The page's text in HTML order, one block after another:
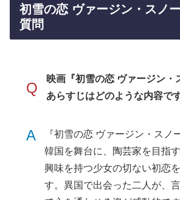
初雪の恋 ヴァージン・スノ
質問
Q
映画『初雪の恋 ヴァージン・
あらすじはどのような内容で
A
『初雪の恋 ヴァージン・スノ
韓国を舞台に、陶芸家を目指
興味を持つ少女の切ない初恋
す。異国で出会った二人が、